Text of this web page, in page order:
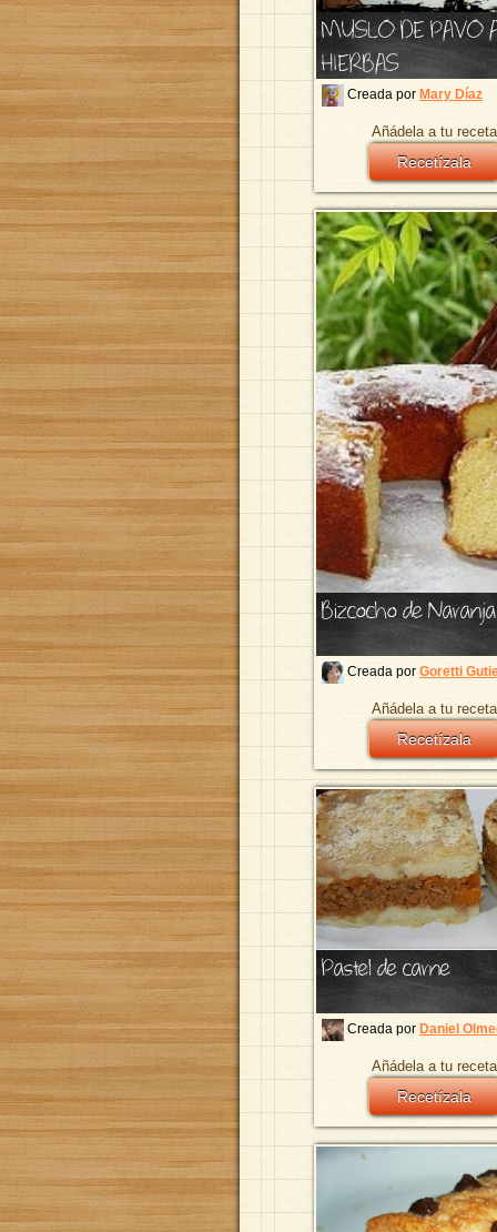
MUSLO DE PAVO
HIERBAS
Creada por Mary Díaz
Añádela a tu
Recetízala
Bizcocho de Naranja
Creada por Goretti
Añádela a tu
Recetízala
Pastel de carne
Creada por Daniel
Añádela a tu
Recetízala